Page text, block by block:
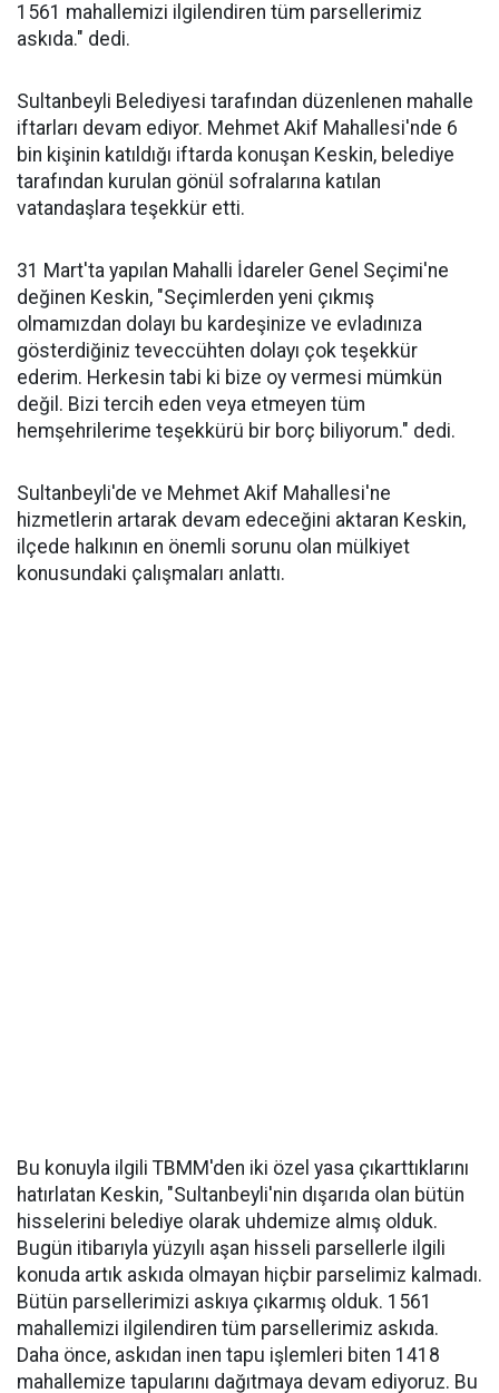
1561 mahallemizi ilgilendiren tüm parsellerimiz
askıda." dedi.
Sultanbeyli Belediyesi tarafından düzenlenen mahalle
iftarları devam ediyor. Mehmet Akif Mahallesi'nde 6
bin kişinin katıldığı iftarda konuşan Keskin, belediye
tarafından kurulan gönül sofralarına katılan
vatandaşlara teşekkür etti.
31 Mart'ta yapılan Mahalli İdareler Genel Seçimi'ne
değinen Keskin, "Seçimlerden yeni çıkmış
olmamızdan dolayı bu kardeşinize ve evladınıza
gösterdiğiniz teveccühten dolayı çok teşekkür
ederim. Herkesin tabi ki bize oy vermesi mümkün
değil. Bizi tercih eden veya etmeyen tüm
hemşehrilerime teşekkürü bir borç biliyorum." dedi.
Sultanbeyli'de ve Mehmet Akif Mahallesi'ne
hizmetlerin artarak devam edeceğini aktaran Keskin,
ilçede halkının en önemli sorunu olan mülkiyet
konusundaki çalışmaları anlattı.
Bu konuyla ilgili TBMM'den iki özel yasa çıkarttıklarını
hatırlatan Keskin, "Sultanbeyli'nin dışarıda olan bütün
hisselerini belediye olarak uhdemize almış olduk.
Bugün itibarıyla yüzyılı aşan hisseli parsellerle ilgili
konuda artık askıda olmayan hiçbir parselimiz kalmadı.
Bütün parsellerimizi askıya çıkarmış olduk. 1561
mahallemizi ilgilendiren tüm parsellerimiz askıda.
Daha önce, askıdan inen tapu işlemleri biten 1418
mahallemize tapularını dağıtmaya devam ediyoruz. Bu